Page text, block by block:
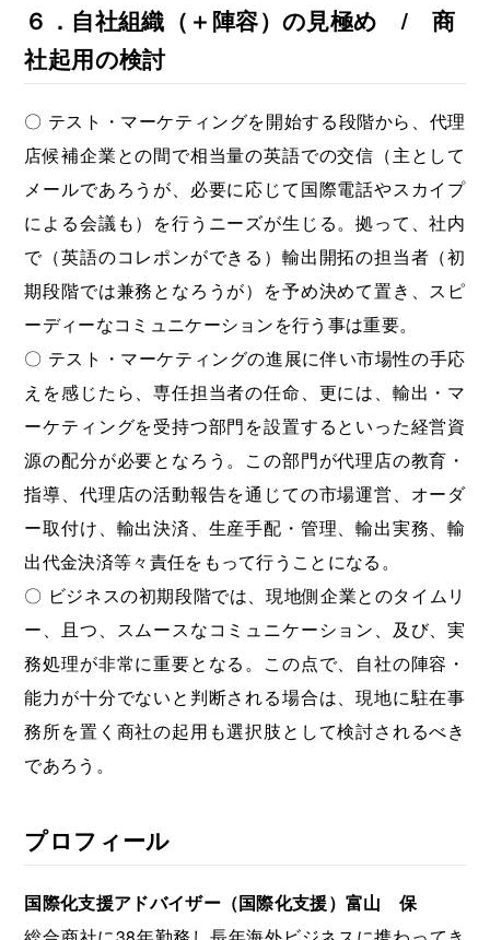
６．自社組織（＋陣容）の見極め / 商
社起用の検討
〇 テスト・マーケティングを開始する段階から、代理
店候補企業との間で相当量の英語での交信（主として
メールであろうが、必要に応じて国際電話やスカイプ
による会議も）を行うニーズが生じる。拠って、社内
で（英語のコレポンができる）輸出開拓の担当者（初
期段階では兼務となろうが）を予め決めて置き、スピ
ーディーなコミュニケーションを行う事は重要。
〇 テスト・マーケティングの進展に伴い市場性の手応
えを感じたら、専任担当者の任命、更には、輸出・マ
ーケティングを受持つ部門を設置するといった経営資
源の配分が必要となろう。この部門が代理店の教育・
指導、代理店の活動報告を通じての市場運営、オーダ
ー取付け、輸出決済、生産手配・管理、輸出実務、輸
出代金決済等々責任をもって行うことになる。
〇 ビジネスの初期段階では、現地側企業とのタイムリ
ー、且つ、スムースなコミュニケーション、及び、実
務処理が非常に重要となる。この点で、自社の陣容・
能力が十分でないと判断される場合は、現地に駐在事
務所を置く商社の起用も選択肢として検討されるべき
であろう。
プロフィール
国際化支援アドバイザー（国際化支援）富山 保